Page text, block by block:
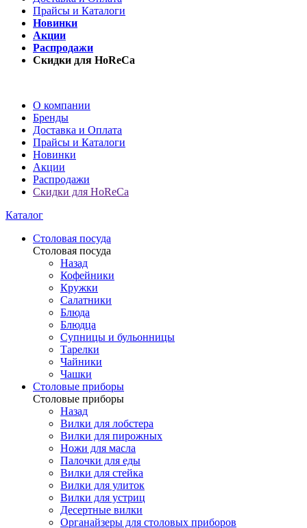
Прайсы и Каталоги
Новинки
Акции
Распродажи
Скидки для HoReCa
О компании
Бренды
Доставка и Оплата
Прайсы и Каталоги
Новинки
Акции
Распродажи
Скидки для HoReCa
Каталог
Столовая посуда
Столовая посуда
Назад
Кофейники
Кружки
Салатники
Блюда
Блюдца
Супницы и бульонницы
Тарелки
Чайники
Чашки
Cтоловые приборы
Cтоловые приборы
Назад
Вилки для лобстера
Вилки для пирожных
Ножи для масла
Палочки для еды
Вилки для стейка
Вилки для улиток
Вилки для устриц
Десертные вилки
Органайзеры для столовых приборов